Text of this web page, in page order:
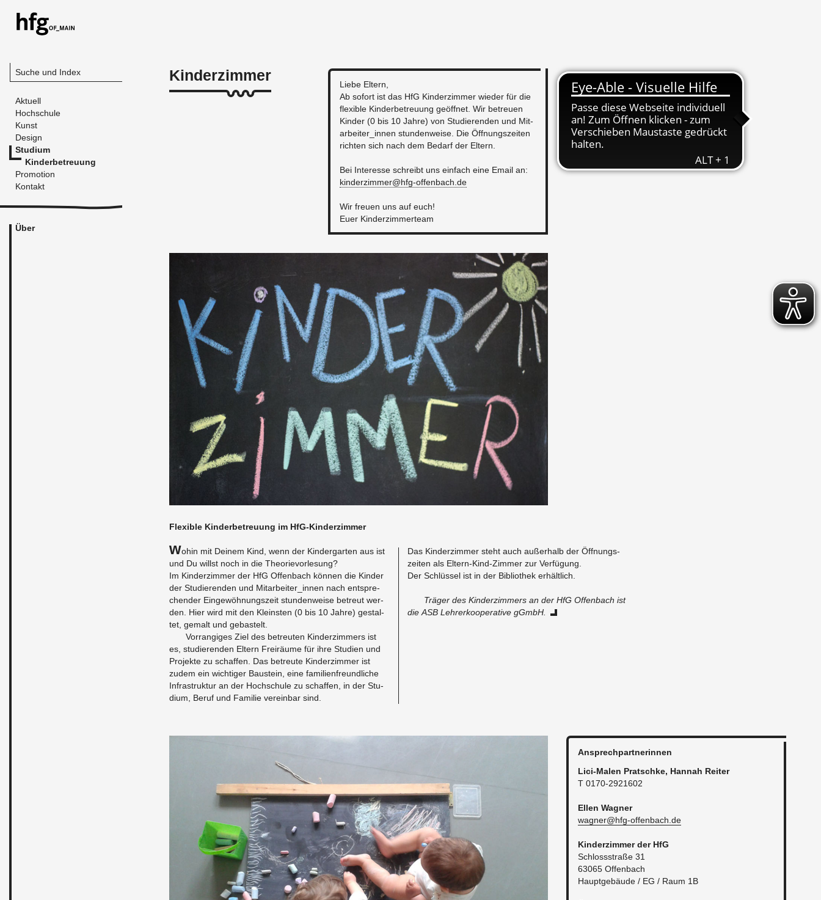
Suche und Index
Aktuell
Hochschule
Kunst
Design
Studium
Kinderbetreuung
Promotion
Kontakt
Über
Kinderzimmer
Liebe El­tern,
Ab so­fort ist das HfG Kin­der­zim­mer wie­der für die
fle­xi­ble Kin­der­be­treu­ung ge­öff­net. Wir be­treu­en
Kin­der (0 bis 10 Jahre) von Stu­die­ren­den und Mit­
ar­bei­ter_in­nen stun­den­wei­se. Die Öff­nungs­zei­ten
rich­ten sich nach dem Be­darf der El­tern.
Bei In­ter­es­se schreibt uns ein­fach eine Email an:
kin​derz​imme​r@​hfg-​offenbach.​de
Wir freu­en uns auf euch!
Euer Kin­der­zim­mer­team
Fle­xi­ble Kin­der­be­treu­ung im HfG-Kin­der­zim­mer
Wohin mit Dei­nem Kind, wenn der Kin­der­gar­ten aus ist
und Du willst noch in die Theo­rie­vor­le­sung?
Im Kin­der­zim­mer der HfG Of­fen­bach kön­nen die Kin­der
der Stu­die­ren­den und Mit­ar­bei­ter_in­nen nach ent­spre­
chen­der Ein­ge­wöh­nungs­zeit stun­den­wei­se be­treut wer­
den. Hier wird mit den Kleins­ten (0 bis 10 Jahre) ge­stal­
tet, ge­malt und ge­bas­telt.
Vor­ran­gi­ges Ziel des be­treu­ten Kin­der­zim­mers ist
es, stu­die­ren­den El­tern Frei­räu­me für ihre Stu­di­en und
Pro­jek­te zu schaf­fen. Das be­treu­te Kin­der­zim­mer ist
zudem ein wich­ti­ger Bau­stein, eine fa­mi­li­en­freund­li­che
In­fra­struk­tur an der Hoch­schu­le zu schaf­fen, in der Stu­
di­um, Beruf und Fa­mi­lie ver­ein­bar sind.
Das Kin­der­zim­mer steht auch au­ßer­halb der Öff­nungs­
zei­ten als El­tern-Kind-Zim­mer zur Ver­fü­gung.
Der Schlüs­sel ist in der Bi­blio­thek er­hält­lich.
Trä­ger des Kin­der­zim­mers an der HfG Of­fen­bach ist
die ASB Leh­rer­ko­ope­ra­ti­ve gGmbH.
An­sprech­part­ne­rin­nen
Li­ci-Ma­len Pratsch­ke, Han­nah Rei­ter
T 0170-2921602
Ellen Wag­ner
wagner@​hfg-​offenbach.​de
Kin­der­zim­mer der HfG
Schloss­stra­ße 31
63065 Of­fen­bach
Haupt­ge­bäu­de / EG / Raum 1B